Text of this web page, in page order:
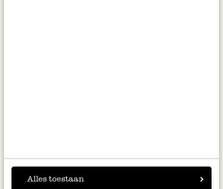
Alles toestaan
%